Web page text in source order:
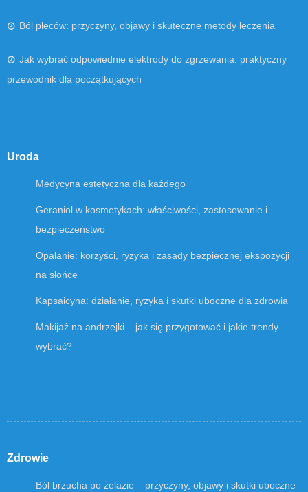
Ból pleców: przyczyny, objawy i skuteczne metody leczenia
Jak wybrać odpowiednie elektrody do zgrzewania: praktyczny
przewodnik dla początkujących
Uroda
Medycyna estetyczna dla każdego
Geraniol w kosmetykach: właściwości, zastosowanie i
bezpieczeństwo
Opalanie: korzyści, ryzyka i zasady bezpiecznej ekspozycji
na słońce
Kapsaicyna: działanie, ryzyka i skutki uboczne dla zdrowia
Makijaż na andrzejki – jak się przygotować i jakie trendy
wybrać?
Zdrowie
Ból brzucha po żelazie – przyczyny, objawy i skutki uboczne